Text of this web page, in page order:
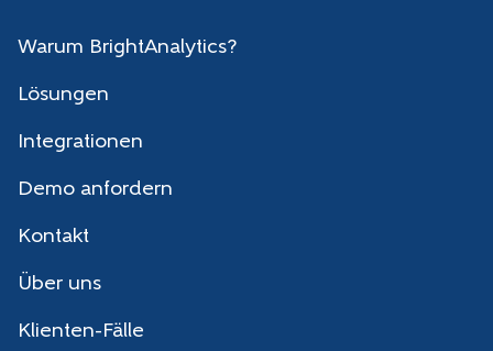
Warum BrightAnalytics?
Lösungen
Integrationen
Demo anfordern
Kontakt
Über uns
Klienten-Fälle